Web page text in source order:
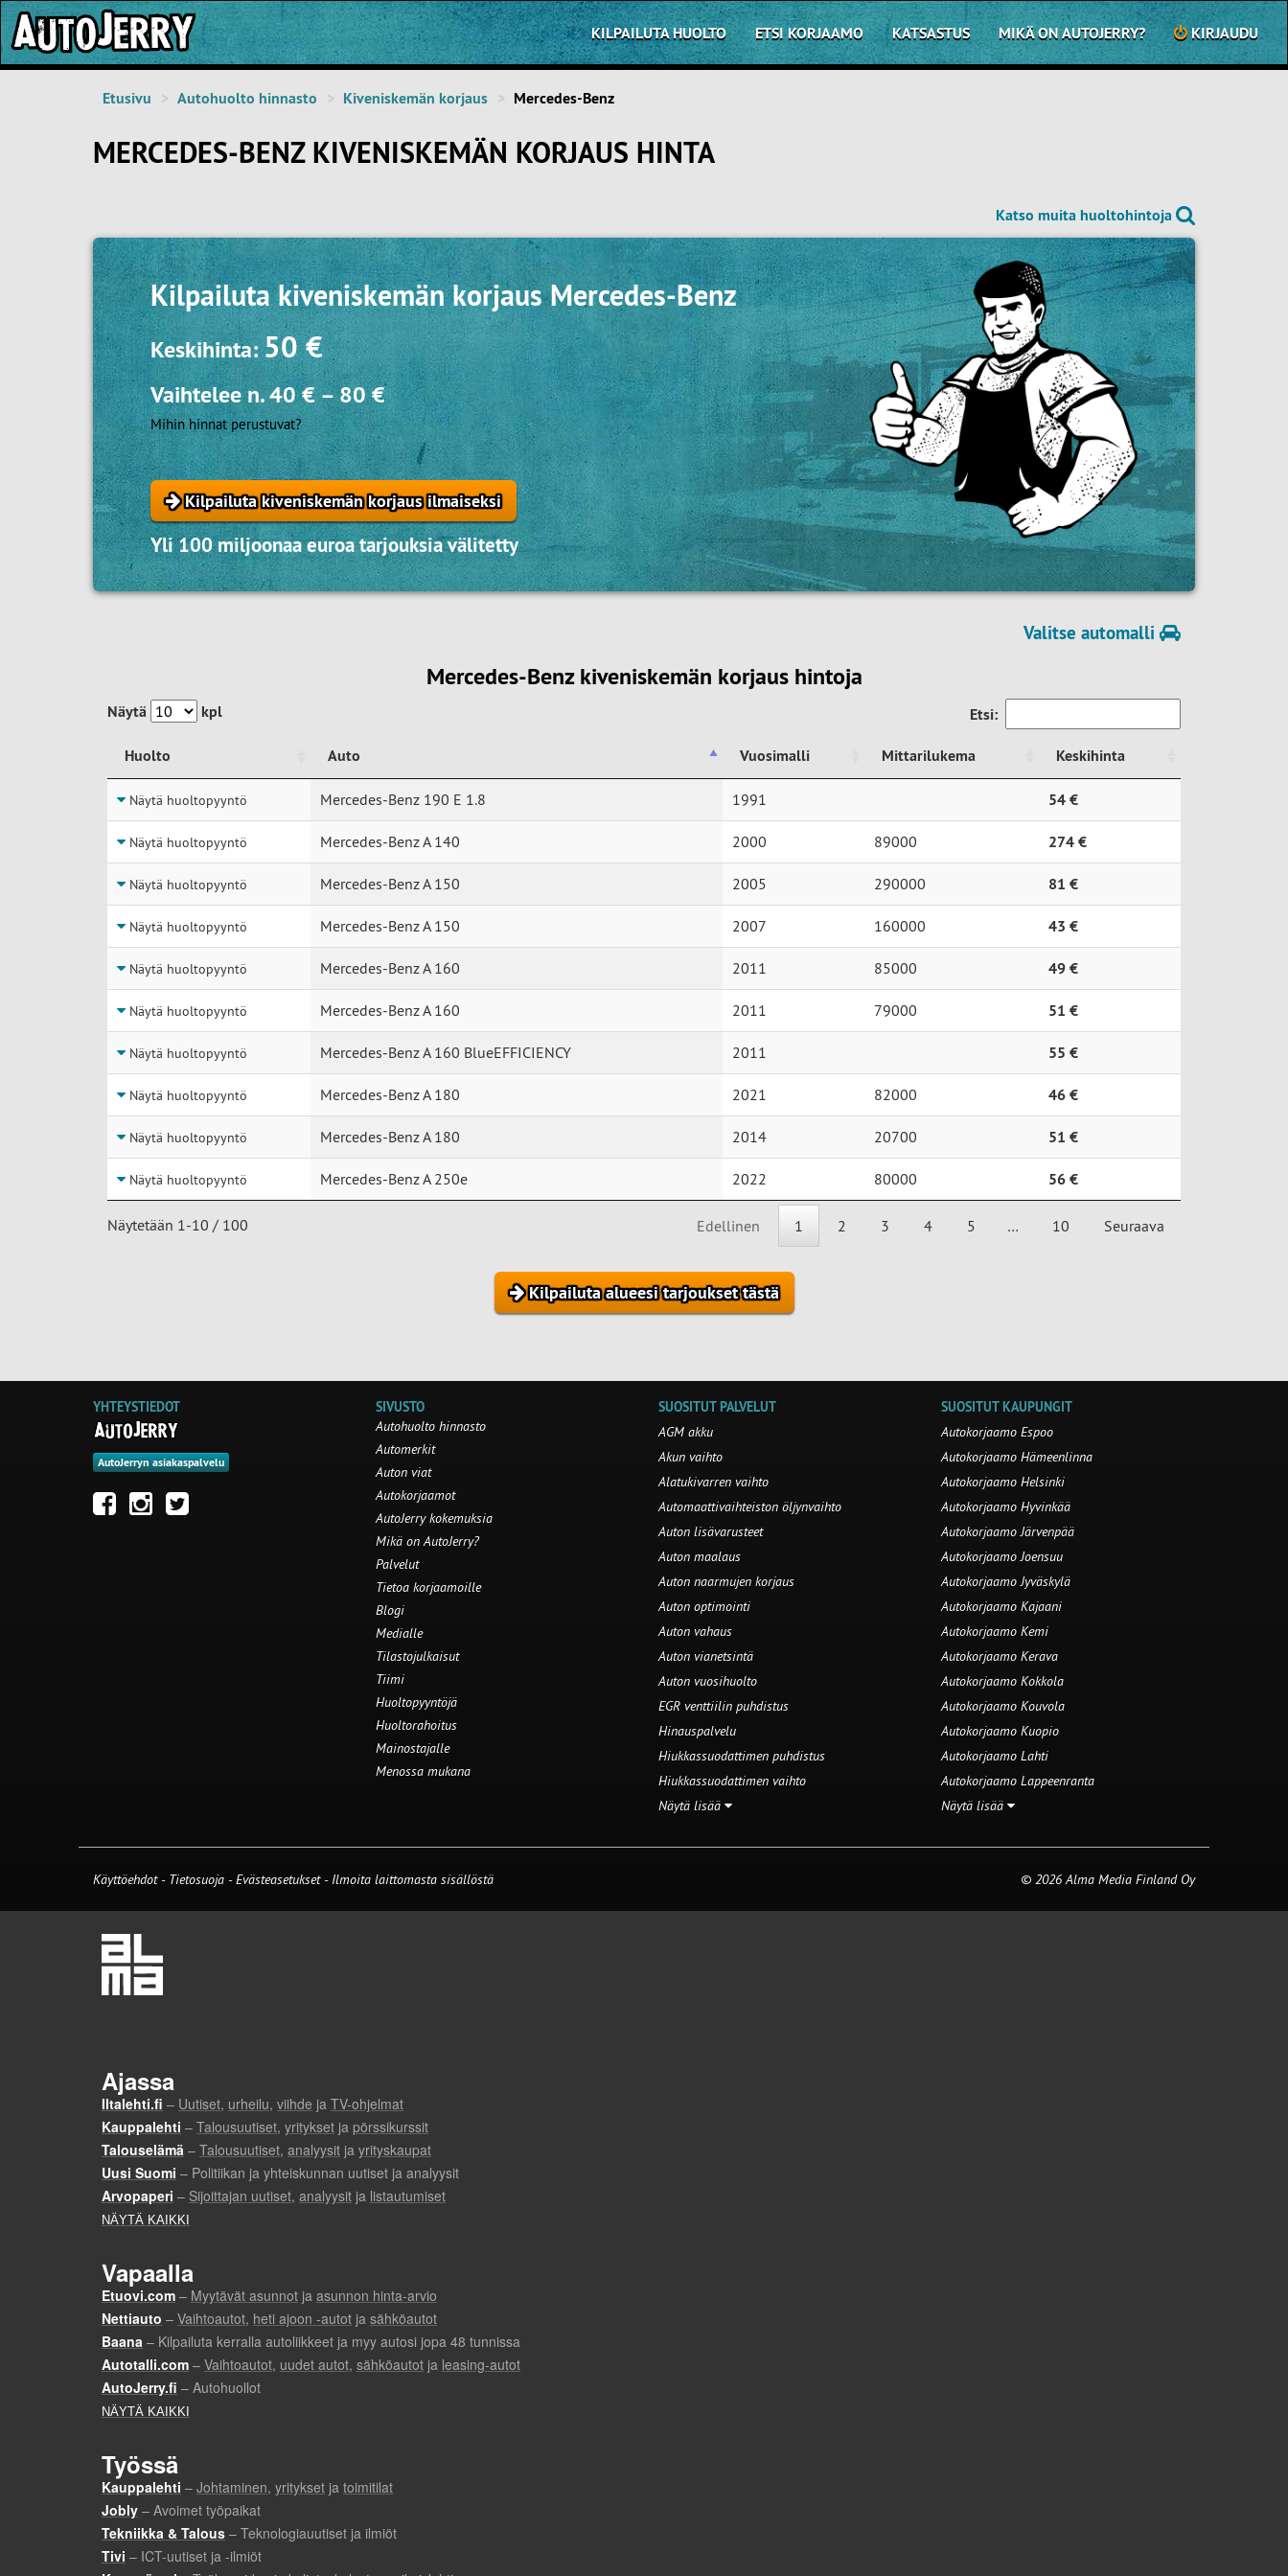
KILPAILUTA HUOLTO ETSI KORJAAMO KATSASTUS MIKÄ ON AUTOJERRY? KIRJAUDU
Etusivu Autohuolto hinnasto Kiveniskemän korjaus Mercedes-Benz
MERCEDES-BENZ KIVENISKEMÄN KORJAUS HINTA
Katso muita huoltohintoja
Kilpailutakiveniskemän korjaus Mercedes-Benz
Keskihinta:50 €
Vaihtelee n.40 €– 80 €
Mihin hinnat perustuvat?
Kilpailuta kiveniskemän korjaus ilmaiseksi
Yli 100 miljoonaa euroa tarjouksia välitetty
Valitse automalli
Mercedes-Benz kiveniskemän korjaus hintoja
Näytä kpl Etsi:
Huolto Auto Vuosimalli Mittarilukema
Keskihinta
Huolto
Auto Vuosimalli Keskihinta
Näytä huoltopyyntö Mercedes-Benz 190 E 1.8 1991 54 €
Näytä huoltopyyntö Mercedes-Benz A 140 2000 89000 274 €
Näytä huoltopyyntö Mercedes-Benz A 150 2005 290000 81 €
Näytä huoltopyyntö Mercedes-Benz A 150 2007 160000 43 €
Näytä huoltopyyntö Mercedes-Benz A 160 2011 85000 49 €
Näytä huoltopyyntö Mercedes-Benz A 160 2011 79000 51 €
Näytä huoltopyyntö Mercedes-Benz A 160 BlueEFFICIENCY 2011 55 €
Näytä huoltopyyntö Mercedes-Benz A 180 2021 82000 46 €
Näytä huoltopyyntö Mercedes-Benz A 180 2014 20700 51 €
Näytä huoltopyyntö Mercedes-Benz A 250e 2022 80000 56 €
Näytetään 1-10 / 100 Edellinen 1 2 3 4 5 … 10 Seuraava
Kilpailuta alueesi tarjoukset tästä
YHTEYSTIEDOT
AutoJerryn asiakaspalvelu
SIVUSTO
Autohuolto hinnasto
Automerkit
Auton viat
Autokorjaamot
AutoJerry kokemuksia
Mikä on AutoJerry?
Palvelut
Tietoa korjaamoille
Blogi
Medialle
Tilastojulkaisut
Tiimi
Huoltopyyntöjä
Huoltorahoitus
Mainostajalle
Menossa mukana
SUOSITUT PALVELUT
AGM akku
Akun vaihto
Alatukivarren vaihto
Automaattivaihteiston öljynvaihto
Auton lisävarusteet
Auton maalaus
Auton naarmujen korjaus
Auton optimointi
Auton vahaus
Auton vianetsintä
Auton vuosihuolto
EGR venttiilin puhdistus
Hinauspalvelu
Hiukkassuodattimen puhdistus
Hiukkassuodattimen vaihto
Näytä lisää
SUOSITUT KAUPUNGIT
Autokorjaamo Espoo
Autokorjaamo Hämeenlinna
Autokorjaamo Helsinki
Autokorjaamo Hyvinkää
Autokorjaamo Järvenpää
Autokorjaamo Joensuu
Autokorjaamo Jyväskylä
Autokorjaamo Kajaani
Autokorjaamo Kemi
Autokorjaamo Kerava
Autokorjaamo Kokkola
Autokorjaamo Kouvola
Autokorjaamo Kuopio
Autokorjaamo Lahti
Autokorjaamo Lappeenranta
Näytä lisää
Käyttöehdot - Tietosuoja -Evästeasetukset- Ilmoita laittomasta sisällöstä © 2026 Alma Media Finland Oy